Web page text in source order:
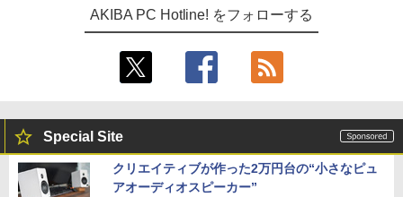
AKIBA PC Hotline! をフォローする
Special Site
クリエイティブが作った2万円台の“小さなピュ
アオーディオスピーカー”